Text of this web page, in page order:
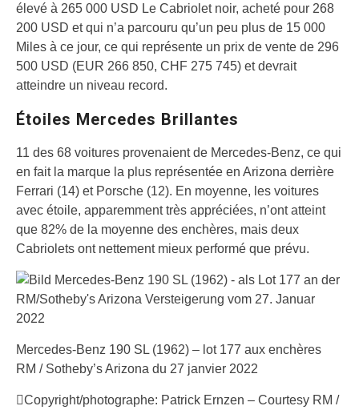
élevé à 265 000 USD Le Cabriolet noir, acheté pour 268
200 USD et qui n’a parcouru qu’un peu plus de 15 000
Miles à ce jour, ce qui représente un prix de vente de 296
500 USD (EUR 266 850, CHF 275 745) et devrait
atteindre un niveau record.
Étoiles Mercedes Brillantes
11 des 68 voitures provenaient de Mercedes-Benz, ce qui
en fait la marque la plus représentée en Arizona derrière
Ferrari (14) et Porsche (12). En moyenne, les voitures
avec étoile, apparemment très appréciées, n’ont atteint
que 82% de la moyenne des enchères, mais deux
Cabriolets ont nettement mieux performé que prévu.
Mercedes-Benz 190 SL (1962) – lot 177 aux enchères
RM / Sotheby’s Arizona du 27 janvier 2022
Copyright/photographe: Patrick Ernzen – Courtesy RM /